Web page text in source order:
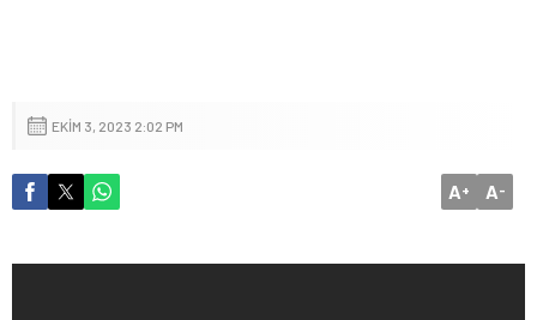
EKIM 3, 2023 2:02 PM
A+ A-